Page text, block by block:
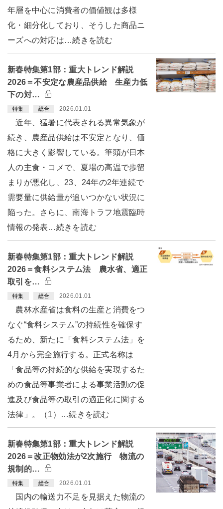
年層を中心に消費者の価値観は多様
化・細分化しており、そうした商品ニ
ーズへの対応は…続きを読む
新春特集第1部：重大トレンド解説
2026＝不安定な農産品供給 生産力低
下の対…
特集 総合 2026.01.01
近年、猛暑に代表される異常気象が
続き、農産品供給は不安定となり、価
格に大きく影響している。筆頭が日本
人の主食・コメで、夏場の高温で歩留
まりが悪化し、23、24年の2年連続で
需要量に供給量が追いつかない状況に
陥った。さらに、南海トラフ地震臨時
情報の発表…続きを読む
新春特集第1部：重大トレンド解説
2026＝食料システム法 農水省、適正
取引を…
特集 総合 2026.01.01
農林水産省は食料の生産と消費をつ
なぐ“食料システム”の持続性を確保す
るため、新たに「食料システム法」を
4月から完全施行する。正式名称は
「食品等の持続的な供給を実現するた
めの食品等事業者による事業活動の促
進及び食品等の取引の適正化に関する
法律」。（1）…続きを読む
新春特集第1部：重大トレンド解説
2026＝改正物効法が2次施行 物流の
規制的…
特集 総合 2026.01.01
国内の輸送力不足を見据えた物流の